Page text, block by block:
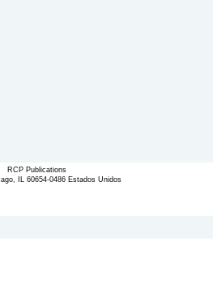
RCP Publications
IL 60654-0486 Estados Unidos